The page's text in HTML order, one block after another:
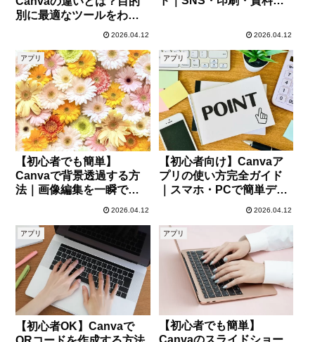
別に最適なツールをわか
2026.04.12 2026.04.12
アプリ
【初心者でも簡単】
Canvaで背景透過する方
法｜画像編集を一瞬でプ
2026.04.12
アプリ
【初心者向け】Canvaア
プリの使い方完全ガイド
｜スマホ・PCで簡単デザ
2026.04.12
アプリ
【初心者OK】Canvaで
アプリ
【初心者でも簡単】